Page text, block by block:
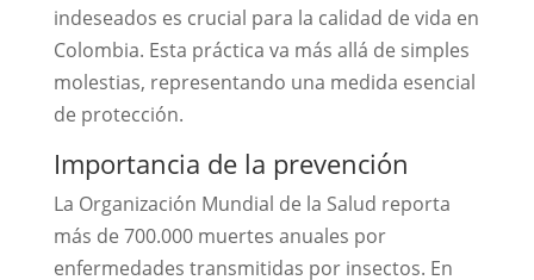
indeseados es crucial para la calidad de vida en
Colombia. Esta práctica va más allá de simples
molestias, representando una medida esencial
de protección.
Importancia de la prevención
La Organización Mundial de la Salud reporta
más de 700.000 muertes anuales por
enfermedades transmitidas por insectos. En